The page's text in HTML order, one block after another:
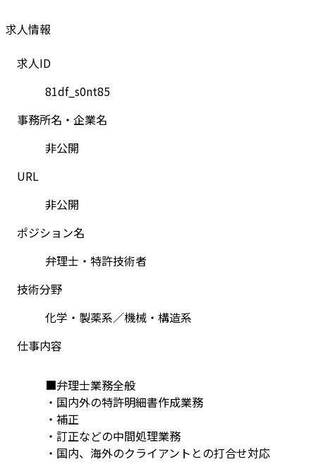
求人情報
求人ID
81df_s0nt85
事務所名・企業名
非公開
URL
非公開
ポジション名
弁理士・特許技術者
技術分野
化学・製薬系／機械・構造系
仕事内容
■弁理士業務全般
・国内外の特許明細書作成業務
・補正
・訂正などの中間処理業務
・国内、海外のクライアントとの打合せ対応